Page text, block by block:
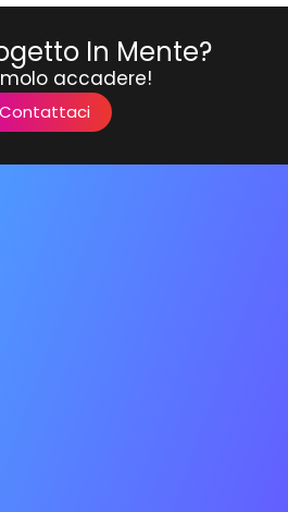
In Mente?
accadere!
Contattaci